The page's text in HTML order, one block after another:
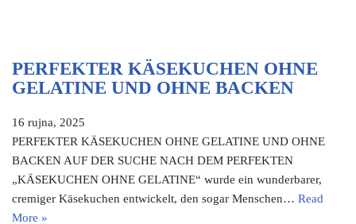
PERFEKTER KÄSEKUCHEN OHNE
GELATINE UND OHNE BACKEN
16 rujna, 2025
PERFEKTER KÄSEKUCHEN OHNE GELATINE UND OHNE
BACKEN AUF DER SUCHE NACH DEM PERFEKTEN
„KÄSEKUCHEN OHNE GELATINE“ wurde ein wunderbarer,
cremiger Käsekuchen entwickelt, den sogar Menschen… Read
More »